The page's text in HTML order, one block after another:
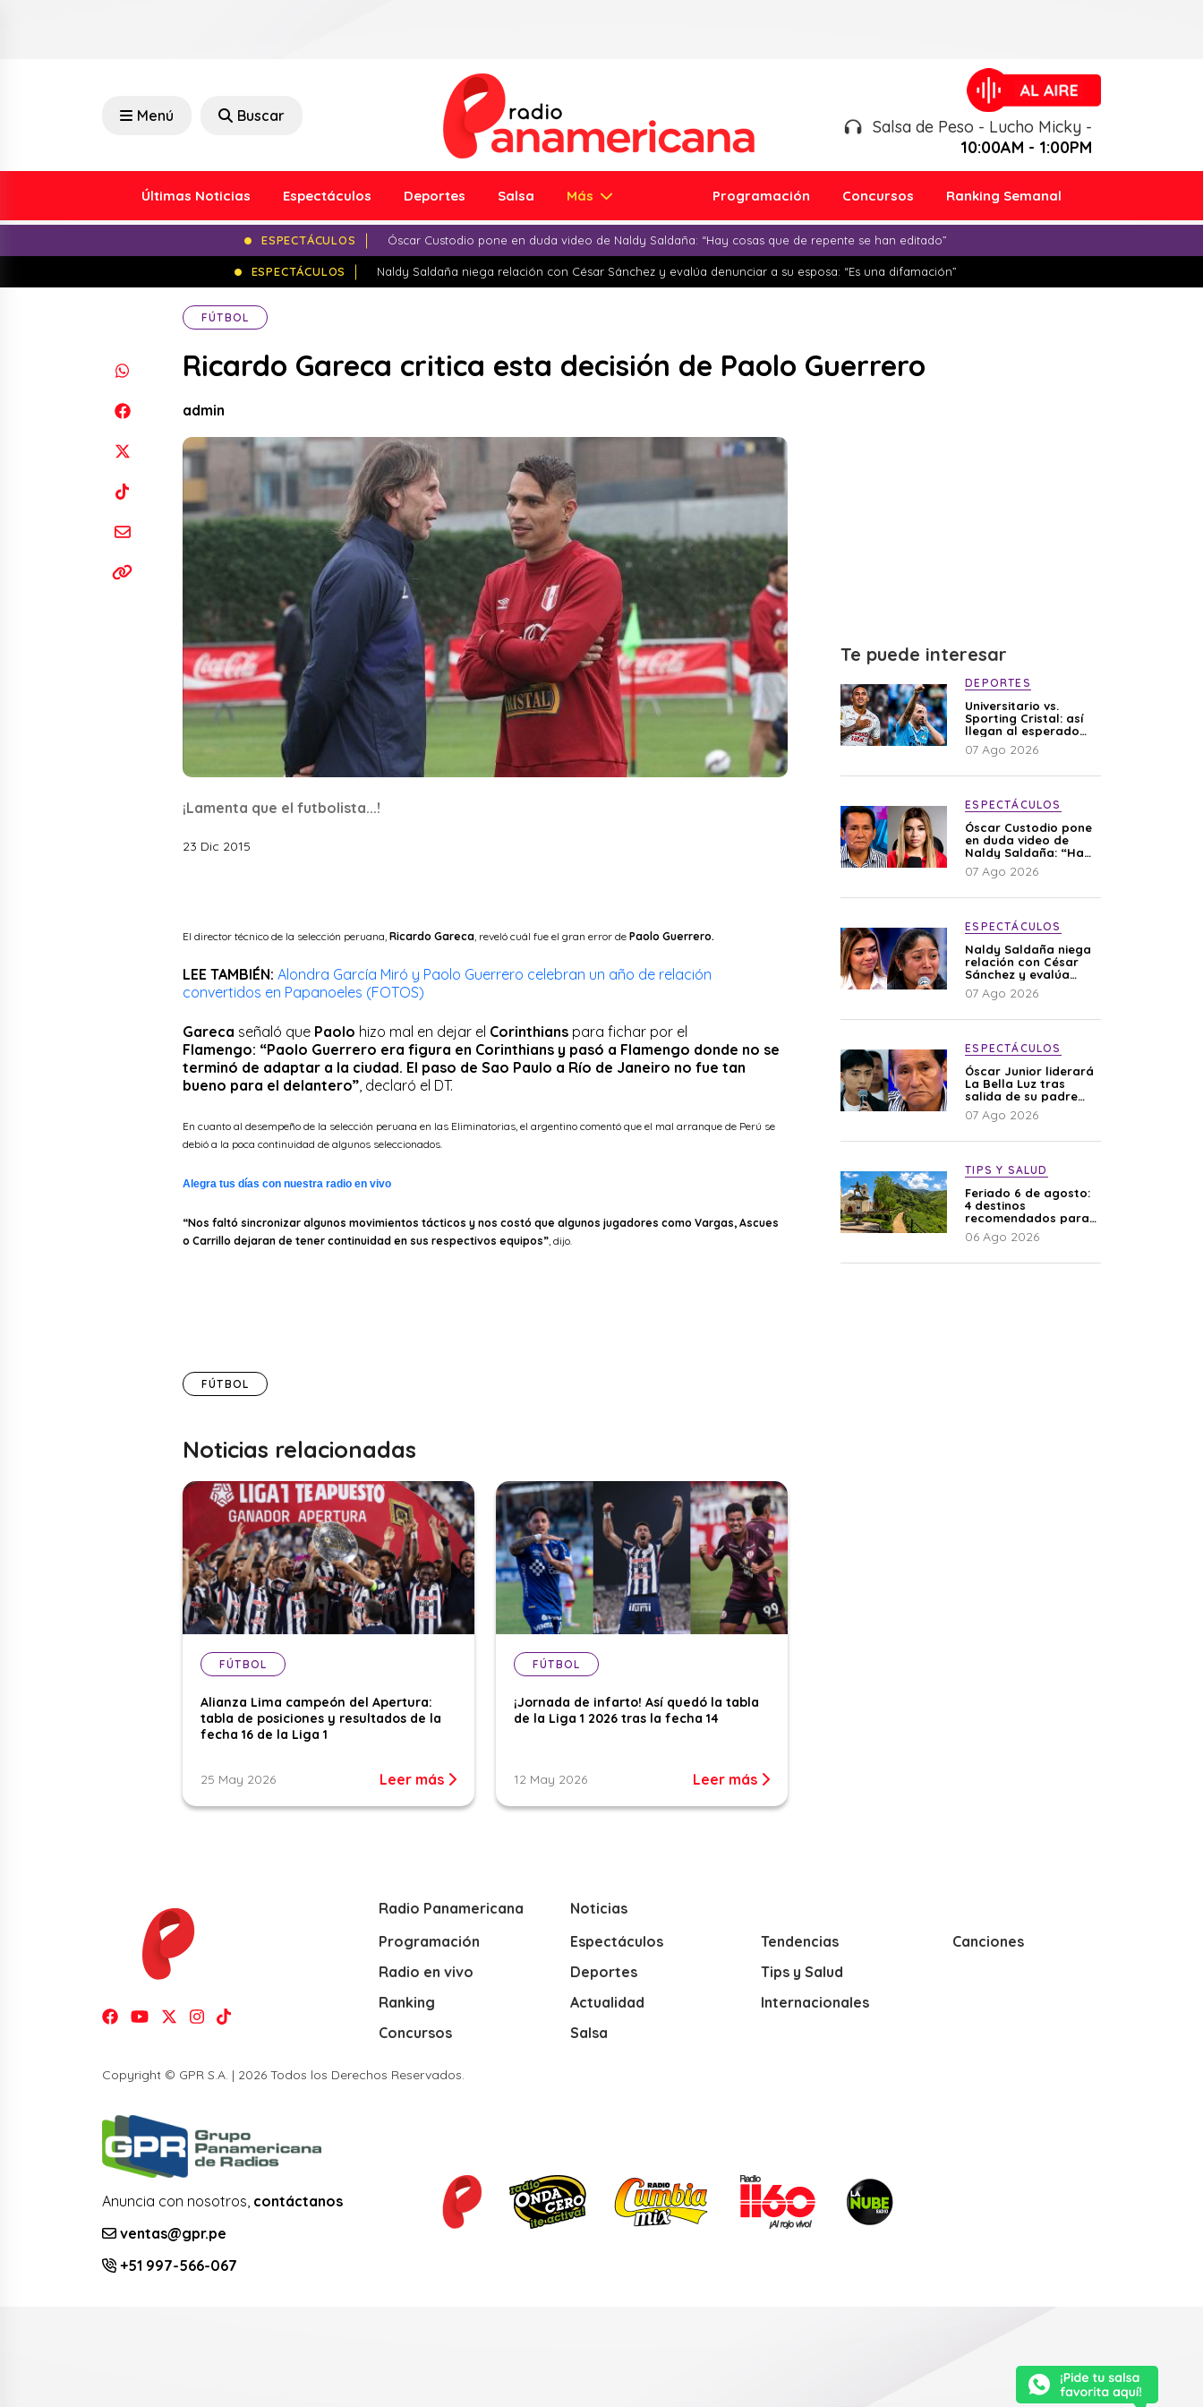
Menú Buscar
Salsa de Peso - Lucho Micky -
10:00AM - 1:00PM
Últimas Noticias Espectáculos Deportes Salsa Más Programación Concursos Ranking Semanal
ESPECTÁCULOS Óscar Custodio pone en duda video de Naldy Saldaña: “Hay cosas que de repente se han editado”
ESPECTÁCULOS Naldy Saldaña niega relación con César Sánchez y evalúa denunciar a su esposa: “Es una difamación”
FÚTBOL
Ricardo Gareca critica esta decisión de Paolo Guerrero
admin
¡Lamenta que el futbolista...!
23 Dic 2015
El director técnico de la selección peruana, Ricardo Gareca, reveló cuál fue el gran error de Paolo Guerrero.
LEE TAMBIÉN: Alondra García Miró y Paolo Guerrero celebran un año de relación
convertidos en Papanoeles (FOTOS)
Gareca señaló que Paolo hizo mal en dejar el Corinthians para fichar por el
Flamengo: “Paolo Guerrero era figura en Corinthians y pasó a Flamengo donde no se
terminó de adaptar a la ciudad. El paso de Sao Paulo a Río de Janeiro no fue tan
bueno para el delantero”, declaró el DT.
En cuanto al desempeño de la selección peruana en las Eliminatorias, el argentino comentó que el mal arranque de Perú se
debió a la poca continuidad de algunos seleccionados.
Alegra tus días con nuestra radio en vivo
“Nos faltó sincronizar algunos movimientos tácticos y nos costó que algunos jugadores como Vargas, Ascues
o Carrillo dejaran de tener continuidad en sus respectivos equipos”, dijo.
FÚTBOL
Noticias relacionadas
FÚTBOL
Alianza Lima campeón del Apertura:
tabla de posiciones y resultados de la
fecha 16 de la Liga 1
25 May 2026 Leer más
FÚTBOL
¡Jornada de infarto! Así quedó la tabla
de la Liga 1 2026 tras la fecha 14
12 May 2026 Leer más
Te puede interesar
DEPORTES
Universitario vs.
Sporting Cristal: así
llegan al esperado
duelo
07 Ago 2026
ESPECTÁCULOS
Óscar Custodio pone
en duda video de
Naldy Saldaña: “Hay
cosas que de repente
se han editado”
07 Ago 2026
ESPECTÁCULOS
Naldy Saldaña niega
relación con César
Sánchez y evalúa
denunciar a su
esposa: “Es una
07 Ago 2026
ESPECTÁCULOS
Óscar Junior liderará
La Bella Luz tras
salida de su padre
por polémica con
Naldy Saldaña
07 Ago 2026
TIPS Y SALUD
Feriado 6 de agosto:
4 destinos
recomendados para
disfrutar el descanso
06 Ago 2026
Radio Panamericana
Programación
Radio en vivo
Ranking
Concursos
Noticias
Espectáculos
Deportes
Actualidad
Salsa
Tendencias
Tips y Salud
Internacionales
Canciones
Copyright © GPR S.A. | 2026 Todos los Derechos Reservados.
Anuncia con nosotros, contáctanos
ventas@gpr.pe
+51 997-566-067